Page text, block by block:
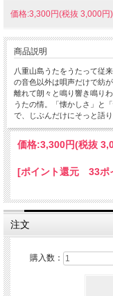
価格:3,300円(税抜 3,000円)
商品説明
八重山島うたをうたって従
の音色以外は唄声だけで紡
離れて朗々と鳴り響き鳴り
うたの情。「懐かしさ」と
で、じぶんだけにそっと語り
価格:3,300円(税抜
[ポイント還元 33ポ
注文
購入数：